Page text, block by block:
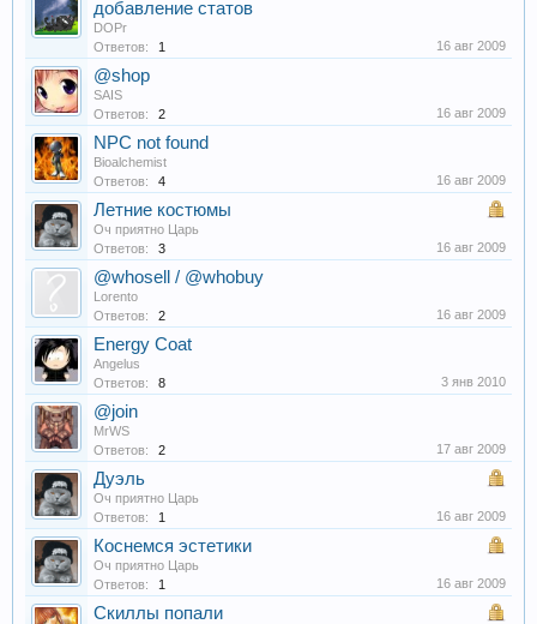
добавление статов
DOPr
Ответов:
1 16 авг 2009
@shop
SAIS
Ответов:
2 16 авг 2009
NPC not found
Bioalchemist
Ответов:
4 16 авг 2009
Летние костюмы
Оч приятно Царь
Ответов:
3 16 авг 2009
@whosell / @whobuy
Lorento
Ответов:
2 16 авг 2009
Energy Coat
Angelus
Ответов:
8 3 янв 2010
@join
MrWS
Ответов:
2 17 авг 2009
Дуэль
Оч приятно Царь
Ответов:
1 16 авг 2009
Коснемся эстетики
Оч приятно Царь
Ответов:
1 16 авг 2009
Скиллы попали